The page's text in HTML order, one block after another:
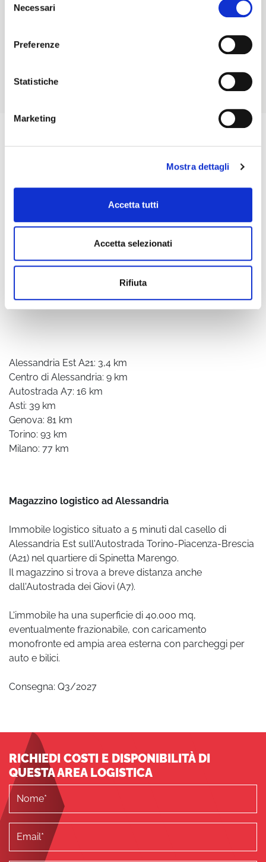
delNecessari
Preferenze
Statistiche
Marketing
Mostra dettagli
Accetta tutti
Accetta selezionati
Rifiuta
Q3/2027
40000 ㎡
RICHIEDI MAGGIORI INFORMAZIONI
Alessandria Est A21: 3,4 km
Centro di Alessandria: 9 km
Autostrada A7: 16 km
Asti: 39 km
Genova: 81 km
Torino: 93 km
Milano: 77 km
Magazzino logistico ad Alessandria
Immobile logistico situato a 5 minuti dal casello di
Alessandria Est sull'Autostrada Torino-Piacenza-Brescia
(A21) nel quartiere di Spinetta Marengo.
Il magazzino si trova a breve distanza anche
dall'Autostrada dei Giovi (A7).
L'immobile ha una superficie di 40.000 mq,
eventualmente frazionabile, con caricamento
monofronte ed ampia area esterna con parcheggi per
auto e bilici.
Consegna: Q3/2027
RICHIEDI COSTI E DISPONIBILITÀ DI
QUESTA AREA LOGISTICA